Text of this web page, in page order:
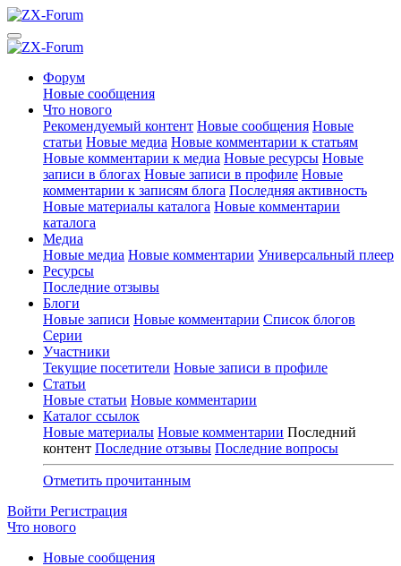
Форум
Новые сообщения
Что нового
Рекомендуемый контент Новые сообщения Новые
статьи Новые медиа Новые комментарии к статьям
Новые комментарии к медиа Новые ресурсы Новые
записи в блогах Новые записи в профиле Новые
комментарии к записям блога Последняя активность
Новые материалы каталога Новые комментарии
каталога
Медиа
Новые медиа Новые комментарии Универсальный плеер
Ресурсы
Последние отзывы
Блоги
Новые записи Новые комментарии Список блогов
Серии
Участники
Текущие посетители Новые записи в профиле
Статьи
Новые статьи Новые комментарии
Каталог ссылок
Новые материалы Новые комментарии Последний
контент Последние отзывы Последние вопросы
Отметить прочитанным
Войти Регистрация
Что нового
Новые сообщения